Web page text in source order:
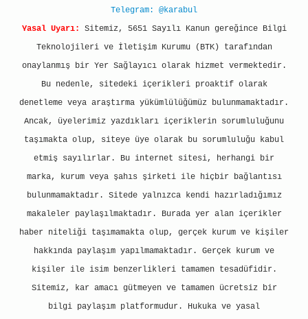
Telegram: @karabul
Yasal Uyarı:
Sitemiz, 5651 Sayılı Kanun gereğince Bilgi
Teknolojileri ve İletişim Kurumu (BTK) tarafından
onaylanmış bir Yer Sağlayıcı olarak hizmet vermektedir.
Bu nedenle, sitedeki içerikleri proaktif olarak
denetleme veya araştırma yükümlülüğümüz bulunmamaktadır.
Ancak, üyelerimiz yazdıkları içeriklerin sorumluluğunu
taşımakta olup, siteye üye olarak bu sorumluluğu kabul
etmiş sayılırlar. Bu internet sitesi, herhangi bir
marka, kurum veya şahıs şirketi ile hiçbir bağlantısı
bulunmamaktadır. Sitede yalnızca kendi hazırladığımız
makaleler paylaşılmaktadır. Burada yer alan içerikler
haber niteliği taşımamakta olup, gerçek kurum ve kişiler
hakkında paylaşım yapılmamaktadır. Gerçek kurum ve
kişiler ile isim benzerlikleri tamamen tesadüfidir.
Sitemiz, kar amacı gütmeyen ve tamamen ücretsiz bir
bilgi paylaşım platformudur. Hukuka ve yasal